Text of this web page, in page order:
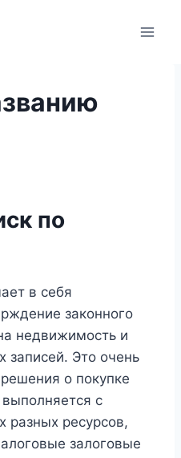
по
в себя
законного
недвижимость и
записей. Это очень
о покупке
выполняется с
разных ресурсов,
залоговые